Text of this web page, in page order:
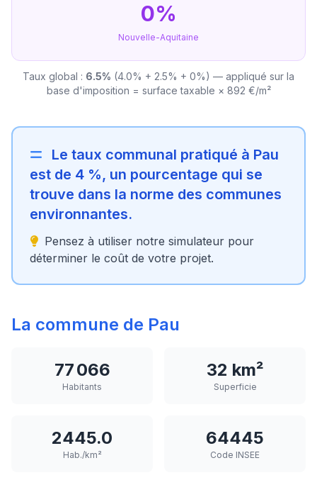
0%
Nouvelle-Aquitaine
Taux global : 6.5% (4.0% + 2.5% + 0%) — appliqué sur la
base d'imposition = surface taxable × 892 €/m²
Le taux communal pratiqué à Pau
est de 4 %, un pourcentage qui se
trouve dans la norme des communes
environnantes.
Pensez à utiliser notre simulateur pour
déterminer le coût de votre projet.
La commune de Pau
77 066
Habitants
32 km²
Superficie
2445.0
Hab./km²
64445
Code INSEE